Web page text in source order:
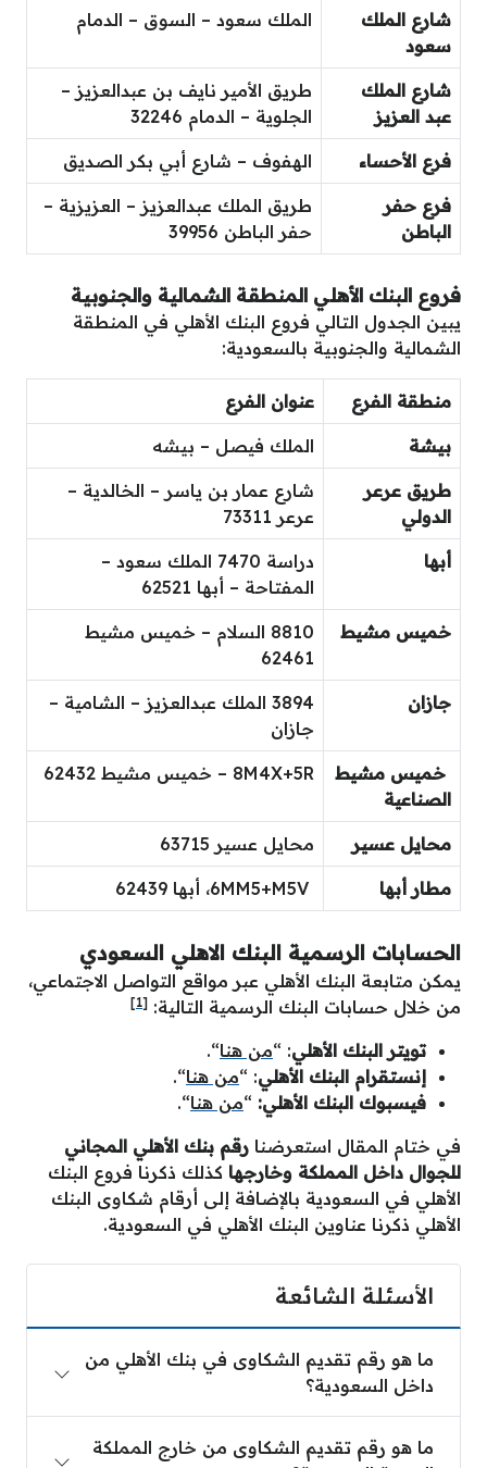
شارع الملك
سعود
الملك سعود – السوق – الدمام
شارع الملك
عبد العزيز
طريق الأمير نايف بن عبدالعزيز –
الجلوية – الدمام 32246
فرع الأحساء الهفوف – شارع أبي بكر الصديق
فرع حفر
الباطن
طريق الملك عبدالعزيز – العزيزية –
حفر الباطن 39956
فروع البنك الأهلي المنطقة الشمالية والجنوبية
يبين الجدول التالي فروع البنك الأهلي في المنطقة
الشمالية والجنوبية بالسعودية:
منطقة الفرع عنوان الفرع
بيشة الملك فيصل – بيشه
طريق عرعر
الدولي
شارع عمار بن ياسر – الخالدية –
عرعر 73311
أبها
دراسة 7470 الملك سعود –
المفتاحة – أبها 62521
خميس مشيط
8810 السلام – خميس مشيط
62461
جازان
3894 الملك عبدالعزيز – الشامية –
جازان
خميس مشيط
الصناعية
8M4X+5R – خميس مشيط 62432
محايل عسير محايل عسير 63715
مطار أبها 6MM5+M5V، أبها 62439
الحسابات الرسمية البنك الاهلي السعودي
يمكن متابعة البنك الأهلي عبر مواقع التواصل الاجتماعي،
من خلال حسابات البنك الرسمية التالية: [1]
تويتر البنك الأهلي: “من هنا“.
إنستقرام البنك الأهلي: “من هنا“.
فيسبوك البنك الأهلي: “من هنا“.
في ختام المقال استعرضنا رقم بنك الأهلي المجاني
للجوال داخل المملكة وخارجها كذلك ذكرنا فروع البنك
الأهلي في السعودية بالإضافة إلى أرقام شكاوى البنك
الأهلي ذكرنا عناوين البنك الأهلي في السعودية.
الأسئلة الشائعة
ما هو رقم تقديم الشكاوى في بنك الأهلي من
داخل السعودية؟
ما هو رقم تقديم الشكاوى من خارج المملكة